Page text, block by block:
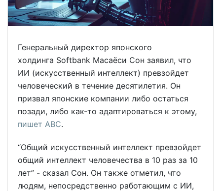
Генеральный директор японского
холдинга Softbank Масаёси Сон заявил, что
ИИ (искусственный интеллект) превзойдет
человеческий в течение десятилетия. Он
призвал японские компании либо остаться
позади, либо как-то адаптироваться к этому,
пишет ABC.
“Общий искусственный интеллект превзойдет
общий интеллект человечества в 10 раз за 10
лет” - сказал Сон. Он также отметил, что
людям, непосредственно работающим с ИИ,